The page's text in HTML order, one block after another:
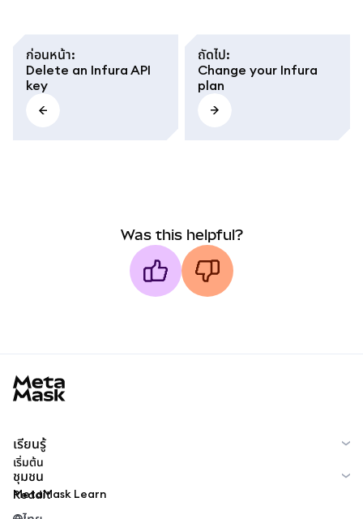
ก่อนหน้า:
Delete an Infura API
key
ถัดไป:
Change your Infura
plan
Was this helpful?
เรียนรู้
เริ่มต้น
MetaMask Learn
ชุมชน
Reddit